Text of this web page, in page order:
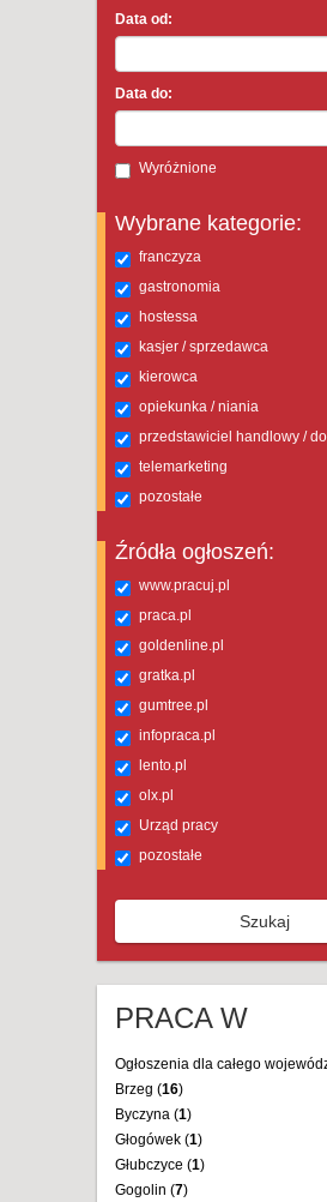
Data od:
Data do:
Wyróżnione
Wybrane kategorie:
franczyza
gastronomia
hostessa
kasjer / sprzedawca
kierowca
opiekunka / niania
przedstawiciel handlowy /
telemarketing
pozostałe
Źródła ogłoszeń:
www.pracuj.pl
praca.pl
goldenline.pl
gratka.pl
gumtree.pl
infopraca.pl
lento.pl
olx.pl
Urząd pracy
pozostałe
Szukaj
PRACA W
Ogłoszenia dla całego
Brzeg (16)
Byczyna (1)
Głogówek (1)
Głubczyce (1)
Gogolin (7)